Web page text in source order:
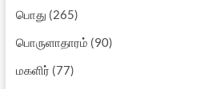
பொது (265)
பொருளாதாரம் (90)
மகளிர் (77)